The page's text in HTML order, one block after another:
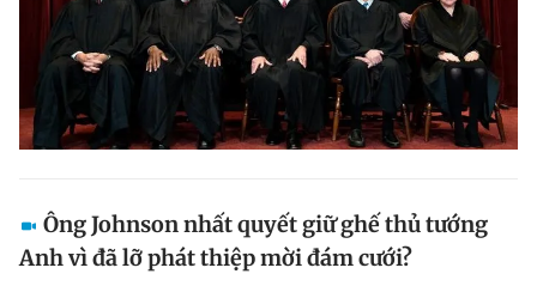
Ông Johnson nhất quyết giữ ghế thủ tướng
Anh vì đã lỡ phát thiệp mời đám cưới?